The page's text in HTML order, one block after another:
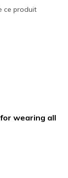
ce produit
wearing all